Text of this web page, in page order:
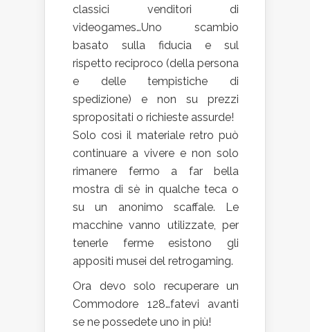
classici venditori di
videogames…Uno scambio
basato sulla fiducia e sul
rispetto reciproco (della persona
e delle tempistiche di
spedizione) e non su prezzi
spropositati o richieste assurde!
Solo così il materiale retro può
continuare a vivere e non solo
rimanere fermo a far bella
mostra di sè in qualche teca o
su un anonimo scaffale. Le
macchine vanno utilizzate, per
tenerle ferme esistono gli
appositi musei del retrogaming.
Ora devo solo recuperare un
Commodore 128…fatevi avanti
se ne possedete uno in più!